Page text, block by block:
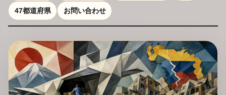
47都道府県 お問い合わせ